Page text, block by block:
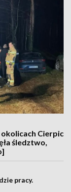
Cierpic
śledztwo,
pracy.